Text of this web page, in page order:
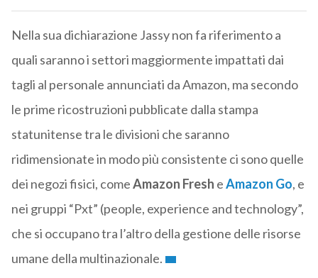
Nella sua dichiarazione Jassy non fa riferimento a
quali saranno i settori maggiormente impattati dai
tagli al personale annunciati da Amazon, ma secondo
le prime ricostruzioni pubblicate dalla stampa
statunitense tra le divisioni che saranno
ridimensionate in modo più consistente ci sono quelle
dei negozi fisici, comeAmazon Fresh eAmazon Go, e
nei gruppi “Pxt” (people, experience and technology”,
che si occupano tra l’altro della gestione delle risorse
umane della multinazionale.